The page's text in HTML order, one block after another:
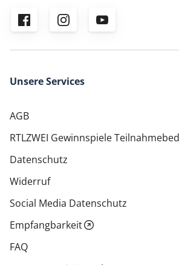
Unsere Services
AGB
RTLZWEI Gewinnspiele
Datenschutz
Widerruf
Social Media Datenschutz
Empfangbarkeit
FAQ